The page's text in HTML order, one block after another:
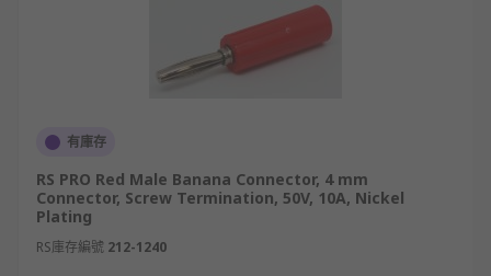
即日訂購，最快次日發貨，網上落單滿額即享免運
有庫存
RS PRO Red Male Banana Connector, 4 mm
Connector, Screw Termination, 50V, 10A, Nickel
Plating
RS庫存編號 212-1240